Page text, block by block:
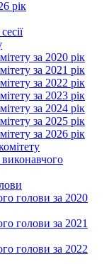
рік
за 2020 рік
за 2021 рік
за 2022 рік
за 2023 рік
за 2024 рік
за 2025 рік
за 2026 рік
голови за 2020
голови за 2021
голови за 2022